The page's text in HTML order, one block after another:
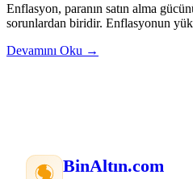
Enflasyon, paranın satın alma
sorunlardan biridir. Enflasyonun
Devamını Oku →
BinAltın.com